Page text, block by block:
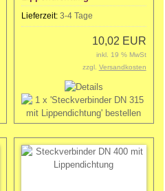
Lieferzeit:3-4 Tage
10,02 EUR
inkl. 19 % MwSt
zzgl. Versandkosten